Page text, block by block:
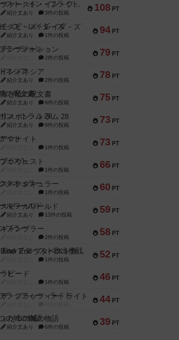
108 PT
ファースト・イン・フライト
紹介文あり 3件の投稿
94 PT
モズビ－ズ・レイダ－ズ
紹介文あり 1件の投稿
79 PT
テンプテーション
2件の投稿
78 PT
インドネシア
紹介文あり 2件の投稿
75 PT
宵と暁の呪文書
紹介文あり 8件の投稿
73 PT
リスボン・トラム 28
紹介文あり 9件の投稿
73 PT
アマナイト
1件の投稿
66 PT
ブラヴェスト
1件の投稿
60 PT
スペクタキュラー
1件の投稿
59 PT
スモールワールド
紹介文あり 13件の投稿
58 PT
ギャンブラー
2件の投稿
52 PT
Bitter End ブタペスト救出作戦
1件の投稿
46 PT
ラピード
1件の投稿
44 PT
ザ・フラッフィー・ライト
39 PT
ふたつの城の物語
紹介文あり 6件の投稿